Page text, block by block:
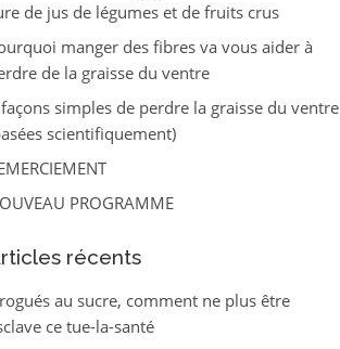
de jus de légumes et de fruits crus
manger des fibres va vous aider à
de la graisse du ventre
simples de perdre la graisse du ventre
scientifiquement)
PROGRAMME
récents
au sucre, comment ne plus être
ce tue-la-santé